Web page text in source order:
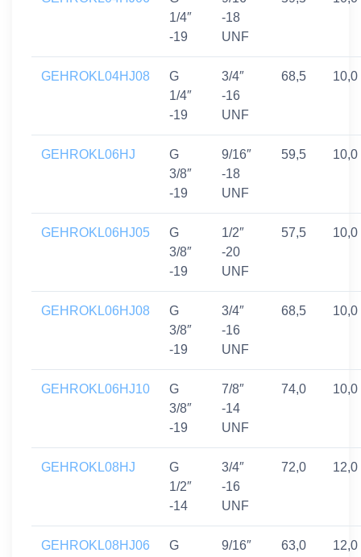
1/4″
-19
-18
UNF
GEHROKL04HJ08
G
1/4″
-19
3/4″
-16
UNF
68,5 10,0
GEHROKL06HJ
G
3/8″
-19
9/16″
-18
UNF
59,5 10,0
GEHROKL06HJ05
G
3/8″
-19
1/2″
-20
UNF
57,5 10,0
GEHROKL06HJ08
G
3/8″
-19
3/4″
-16
UNF
68,5 10,0
GEHROKL06HJ10
G
3/8″
-19
7/8″
-14
UNF
74,0 10,0
GEHROKL08HJ
G
1/2″
-14
3/4″
-16
UNF
72,0 12,0
GEHROKL08HJ06
G
9/16″
63,0 12,0